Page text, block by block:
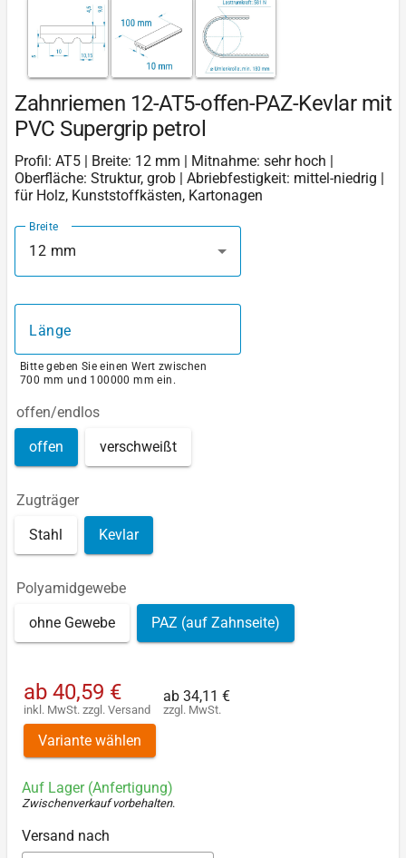
Zahnriemen 12-AT5-offen-PAZ-Kevlar mit
PVC Supergrip petrol
Profil: AT5 | Breite: 12 mm | Mitnahme: sehr hoch |
Oberfläche: Struktur, grob | Abriebfestigkeit: mittel-niedrig |
für Holz, Kunststoffkästen, Kartonagen
Breite
12 mm
Länge
Bitte geben Sie einen Wert zwischen
700 mm und 100000 mm ein.
offen/endlos
offen verschweißt
Zugträger
Stahl Kevlar
Polyamidgewebe
ohne Gewebe PAZ (auf Zahnseite)
ab 40,59 €
inkl. MwSt. zzgl. Versand
ab 34,11 €
zzgl. MwSt.
Variante wählen
Auf Lager (Anfertigung)
Zwischenverkauf vorbehalten.
Versand nach